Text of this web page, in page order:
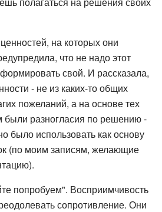
на которых они
что не надо этот
свой. И рассказала,
- не из каких-то общих
пожеланий, а на основе тех
были разногласия по решению -
было использовать как основу
(по моим записям, желающие
попробуем". Восприимчивость
сопротивление. Они